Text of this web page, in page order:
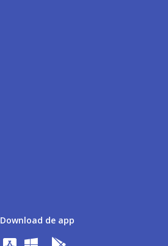
Download de app